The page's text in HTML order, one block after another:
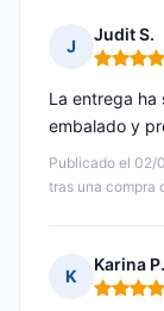
J
Judit S.
Nota: 5
Publicado el 02/
tras una compra
La entrega ha
embalado y
K
Karina P.
Nota: 5